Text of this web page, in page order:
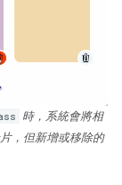
時，系統會將相
，但新增或移除的